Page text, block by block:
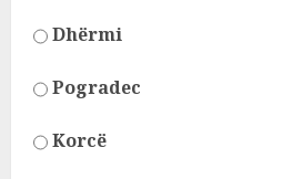
Dhërmi
Pogradec
Korcë